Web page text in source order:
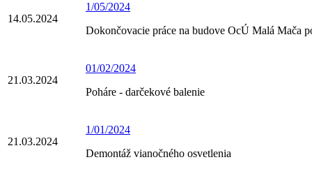
14.05.2024
1/05/2024
Dokončovacie práce na budove OcÚ Malá Mača
21.03.2024
01/02/2024
Poháre - darčekové balenie
21.03.2024
1/01/2024
Demontáž vianočného osvetlenia